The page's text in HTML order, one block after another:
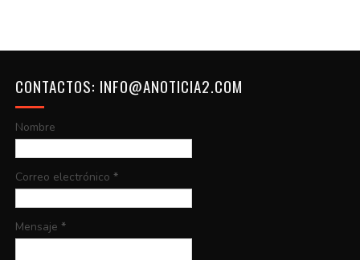
CONTACTOS: INFO@ANOTICIA2.COM
Nombre
Correo electrónico *
Mensaje *